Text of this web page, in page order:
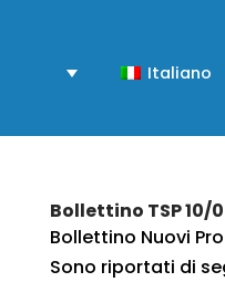
Italiano
Bollettino TSP 10/
Bollettino Nuovi
Sono riportati di